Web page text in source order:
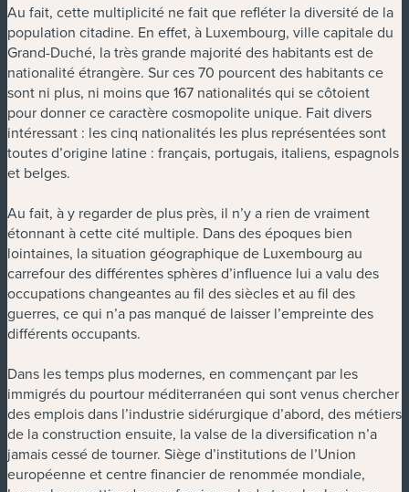
Au fait, cette multiplicité ne fait que refléter la diversité de la
population citadine. En effet, à Luxembourg, ville capitale du
Grand-Duché, la très grande majorité des habitants est de
nationalité étrangère. Sur ces 70 pourcent des habitants ce
sont ni plus, ni moins que 167 nationalités qui se côtoient
pour donner ce caractère cosmopolite unique. Fait divers
intéressant : les cinq nationalités les plus représentées sont
toutes d’origine latine : français, portugais, italiens, espagnols
et belges.
Au fait, à y regarder de plus près, il n’y a rien de vraiment
étonnant à cette cité multiple. Dans des époques bien
lointaines, la situation géographique de Luxembourg au
carrefour des différentes sphères d’influence lui a valu des
occupations changeantes au fil des siècles et au fil des
guerres, ce qui n’a pas manqué de laisser l’empreinte des
différents occupants.
Dans les temps plus modernes, en commençant par les
immigrés du pourtour méditerranéen qui sont venus chercher
des emplois dans l’industrie sidérurgique d’abord, des métiers
de la construction ensuite, la valse de la diversification n’a
jamais cessé de tourner. Siège d’institutions de l’Union
européenne et centre financier de renommée mondiale,